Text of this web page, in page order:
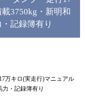
3750kg・新明和
記録簿有り
万キロ(実走行)マニュアル
力・記録簿有り